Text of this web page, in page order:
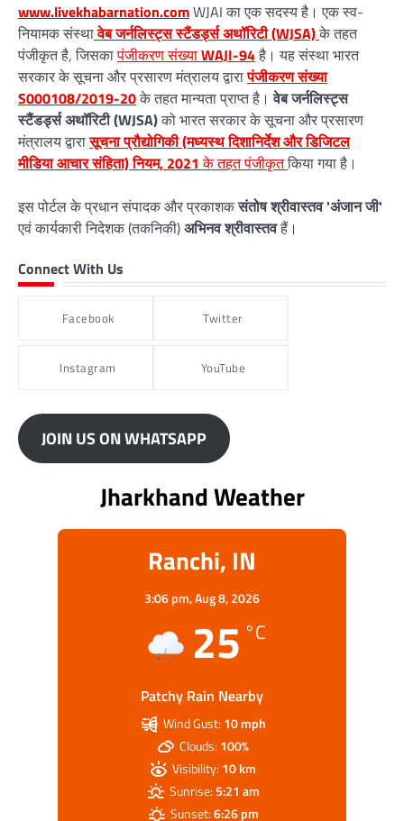
www.livekhabarnation.comWJAI का एक सदस्य है। एक स्व-
नियामक संस्थावेब जर्नलिस्ट्स स्टैंडर्ड्स अथॉरिटी (WJSA)के तहत
पंजीकृत है, जिसकापंजीकरण संख्याWAJI-94है। यह संस्था भारत
सरकार के सूचना और प्रसारण मंत्रालय द्वारापंजीकरण संख्या
S000108/2019-20के तहत मान्यता प्राप्त है।वेब जर्नलिस्ट्स
स्टैंडर्ड्स अथॉरिटी (WJSA)को भारत सरकार के सूचना और प्रसारण
मंत्रालय द्वारासूचना प्रौद्योगिकी (मध्यस्थ दिशानिर्देश और डिजिटल
मीडिया आचार संहिता) नियम, 2021 के तहत पंजीकृतकिया गया है।
इस पोर्टल के प्रधान संपादक और प्रकाशकसंतोष श्रीवास्तव 'अंजान जी'
एवं कार्यकारी निदेशक (तकनिकी)अभिनव श्रीवास्तवहैं।
Connect With Us
Facebook Twitter
Instagram YouTube
JOIN US ON WHATSAPP
Jharkhand Weather
Ranchi, IN
3:06 pm,Aug 8, 2026
25 °C
Patchy Rain Nearby
Wind Gust: 10 mph
Clouds:100%
Visibility:10 km
Sunrise:5:21 am
Sunset:6:26 pm